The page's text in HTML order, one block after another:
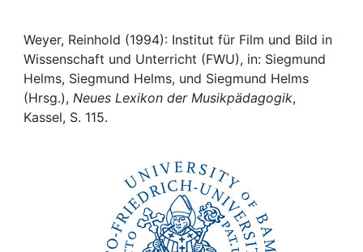
Awards
My FIS
Weyer, Reinhold (1994): Institut für Film und Bild in
Wissenschaft und Unterricht (FWU), in: Siegmund
Helms, Siegmund Helms, und Siegmund Helms
(Hrsg.), Neues Lexikon der Musikpädagogik,
Kassel, S. 115.